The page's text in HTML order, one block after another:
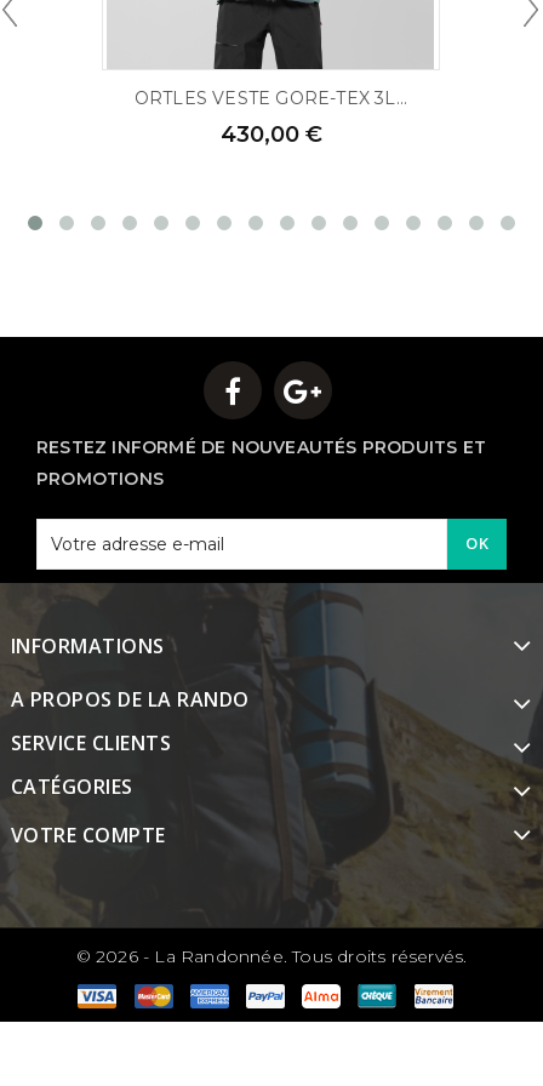
ORTLES VESTE GORE-TEX 3L...
430,00 €
RESTEZ INFORMÉ DE NOUVEAUTÉS PRODUITS ET
PROMOTIONS
OK
INFORMATIONS
A PROPOS DE LA RANDO
SERVICE CLIENTS
CATÉGORIES
VOTRE COMPTE
© 2026 - La Randonnée. Tous droits réservés.